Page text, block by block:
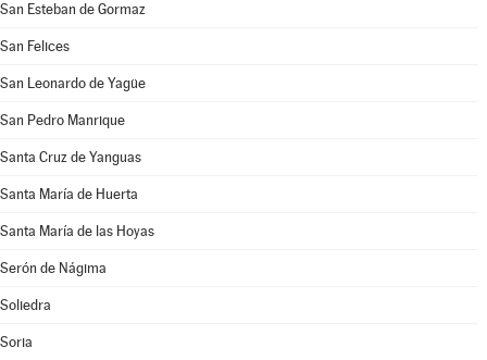
San Esteban de Gormaz
San Felices
San Leonardo de Yagüe
San Pedro Manrique
Santa Cruz de Yanguas
Santa María de Huerta
Santa María de las Hoyas
Serón de Nágima
Soliedra
Soria